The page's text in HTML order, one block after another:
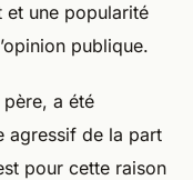
et une popularité
publique.
a été
agressif de la part
pour cette raison